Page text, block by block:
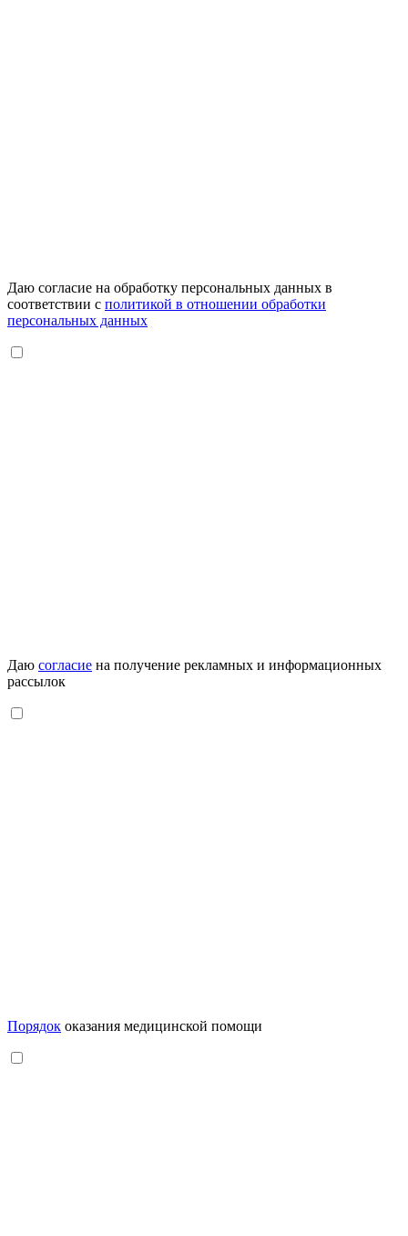
Даю согласие на обработку персональных данных в
соответствии с политикой в отношении обработки
персональных данных
Даю согласие на получение рекламных и информационных
рассылок
Порядок оказания медицинской помощи